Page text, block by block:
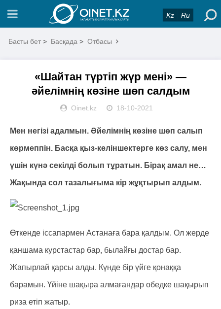
Kz Ru
Басты бет > Басқада > Отбасы
«Шайтан түртіп жүр мені» —
әйелімнің көзіне шөп салдым
Oinet.kz 18-10-2021
Мен негізі адалмын. Әйелімнің көзіне шөп салып
көрмеппін. Басқа қыз-келіншектерге көз салу, мен
үшін күнә секілді болып тұратын. Бірақ амал не…
Жақында сол тазалығыма кір жұқтырып алдым.
Өткенде іссапармен Астанаға бара қалдым. Ол жерде
қаншама курстастар бар, былайғы достар бар.
Жапырлай қарсы алды. Күнде бір үйге қонаққа
барамын. Үйіне шақыра алмағандар обедке шақырып
риза етіп жатыр.